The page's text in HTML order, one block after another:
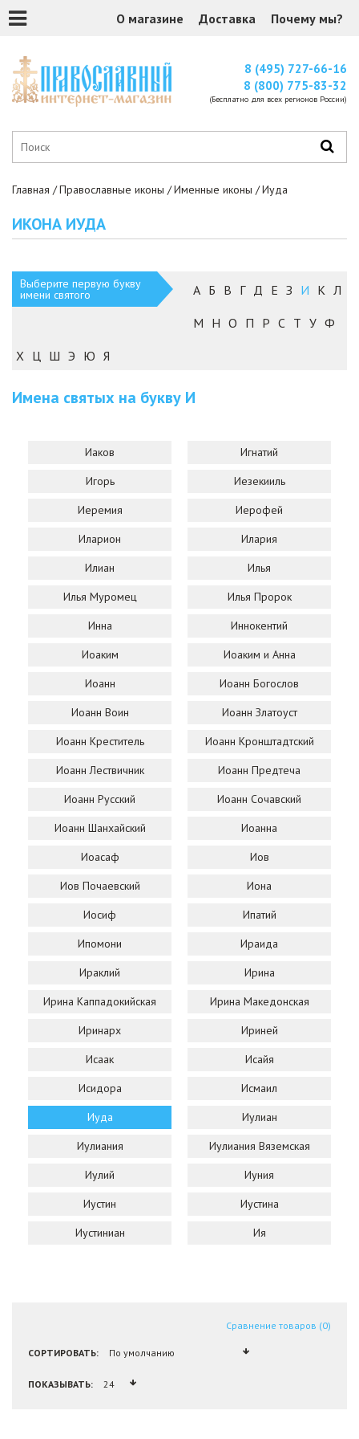
О магазине Доставка Почему мы?
8 (495) 727-66-16
8 (800) 775-83-32
(Бесплатно для всех регионов России)
Главная Православные иконы Именные иконы Иуда
ИКОНА ИУДА
Выберите первую букву
имени святого А Б В Г Д Е З И К Л
М Н О П Р С Т У Ф
Х Ц Ш Э Ю Я
Имена святых на букву И
Иаков
Игнатий
Игорь
Иезекииль
Иеремия
Иерофей
Иларион
Илария
Илиан
Илья
Илья Муромец
Илья Пророк
Инна
Иннокентий
Иоаким
Иоаким и Анна
Иоанн
Иоанн Богослов
Иоанн Воин
Иоанн Златоуст
Иоанн Креститель
Иоанн Кронштадтский
Иоанн Лествичник
Иоанн Предтеча
Иоанн Русский
Иоанн Сочавский
Иоанн Шанхайский
Иоанна
Иоасаф
Иов
Иов Почаевский
Иона
Иосиф
Ипатий
Ипомони
Ираида
Ираклий
Ирина
Ирина Каппадокийская
Ирина Македонская
Иринарх
Ириней
Исаак
Исайя
Исидора
Исмаил
Иуда
Иулиан
Иулиания
Иулиания Вяземская
Иулий
Иуния
Иустин
Иустина
Иустиниан
Ия
Сравнение товаров (0)
СОРТИРОВАТЬ:
ПОКАЗЫВАТЬ: